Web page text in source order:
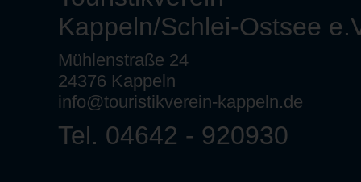
Kappeln/Schlei-Ostsee
Mühlenstraße 24
24376 Kappeln
info@touristikverein-kappeln.de
Tel. 04642 - 920930